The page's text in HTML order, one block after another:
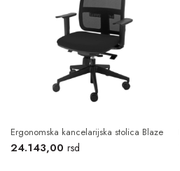
Ergonomska kancelarijska stolica Blaze
24.143,00 rsd